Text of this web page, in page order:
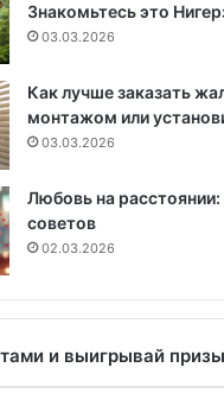
Знакомьтесь это
03.03.2026
Как лучше заказать
монтажом или
03.03.2026
Любовь на
советов
02.03.2026
и выигрывай призы